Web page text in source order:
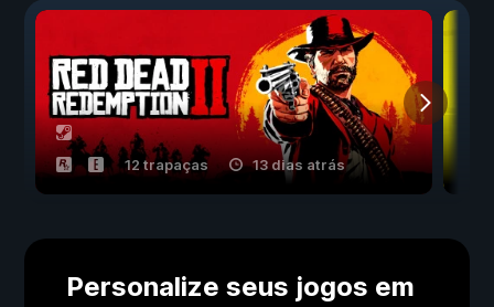
12 trapaças 13 dias atrás
Personalize seus jogos em